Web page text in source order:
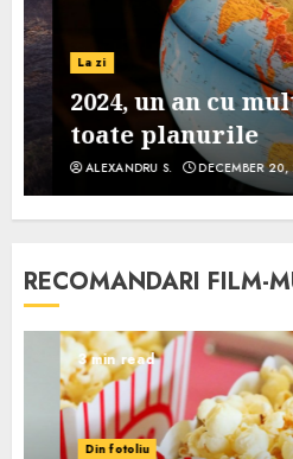
La zi
2024, un an cu
toate planurile
ALEXANDRU S. DECEMBER 20,
RECOMANDARI FILM-
3 min read
Din fotoliu